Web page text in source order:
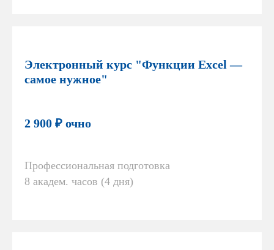
Электронный курс "Функции Excel —
самое нужное"
2 900 ₽ очно
Профессиональная подготовка
8 академ. часов (4 дня)